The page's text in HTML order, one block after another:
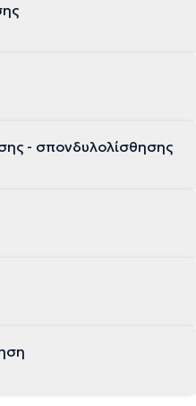
- σπονδυλολίσθησης